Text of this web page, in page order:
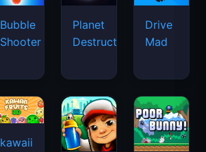
Bubble
Shooter
Planet
Destruction
Drive
Mad
kawaii